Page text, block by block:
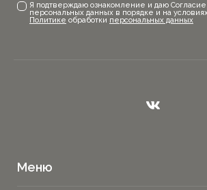
Я подтверждаю ознакомление и даю Согласие
персональных данных в порядке и на
Политике обработки персональных данных
Меню